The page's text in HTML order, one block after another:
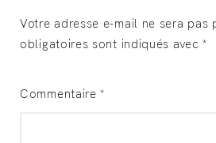
Votre adresse e-mail ne sera pas
obligatoires sont indiqués avec*
Commentaire*